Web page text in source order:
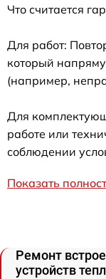
Что считается
Для работ:
который
(например,
Для
работе или
соблюдении
Показать
Ремонт
устройств